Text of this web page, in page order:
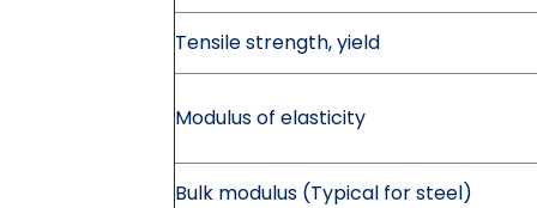
Tensile strength, yield
Modulus of elasticity
Bulk modulus (Typical for steel)